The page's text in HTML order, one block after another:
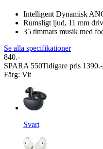
Intelligent Dynamisk
Rumsligt ljud, 11 mm
35 timmars musik med
Se alla specifikationer
840.-
SPARA 550Tidigare pris 1390.-
Färg: Vit
Svart